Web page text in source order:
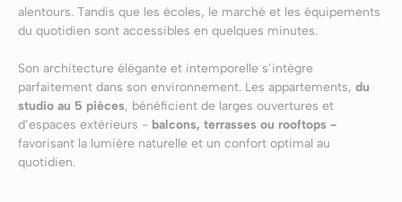
alentours. Tandis que les écoles, le marché et les équipements
du quotidien sont accessibles en quelques minutes.
Son architecture élégante et intemporelle s’intègre
parfaitement dans son environnement. Les appartements, du
studio au 5 pièces, bénéficient de larges ouvertures et
d’espaces extérieurs - balcons, terrasses ou rooftops -
favorisant la lumière naturelle et un confort optimal au
quotidien.